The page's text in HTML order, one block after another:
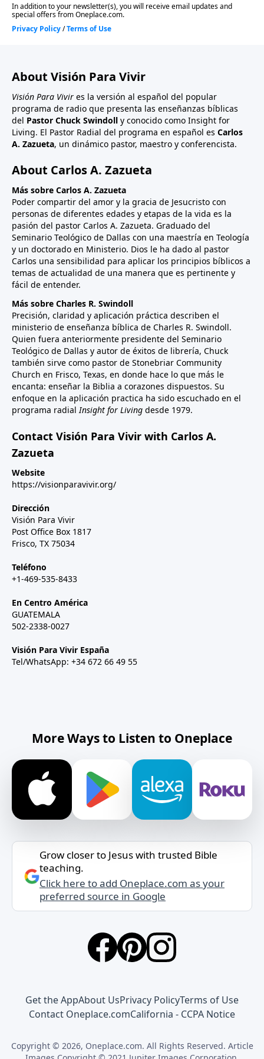
About Visión Para Vivir
Visión Para Vivir es la versión al español del popular
programa de radio que presenta las enseñanzas bíblicas
del Pastor Chuck Swindoll y conocido como Insight for
Living. El Pastor Radial del programa en español es Carlos
A. Zazueta, un dinámico pastor, maestro y conferencista.
About Carlos A. Zazueta
Más sobre Carlos A. Zazueta
Poder compartir del amor y la gracia de Jesucristo con
personas de diferentes edades y etapas de la vida es la
pasión del pastor Carlos A. Zazueta. Graduado del
Seminario Teológico de Dallas con una maestría en Teología
y un doctorado en Ministerio. Dios le ha dado al pastor
Carlos una sensibilidad para aplicar los principios bíblicos a
temas de actualidad de una manera que es pertinente y
fácil de entender.
Más sobre Charles R. Swindoll
Precisión, claridad y aplicación práctica describen el
ministerio de enseñanza bíblica de Charles R. Swindoll.
Quien fuera anteriormente presidente del Seminario
Teológico de Dallas y autor de éxitos de librería, Chuck
también sirve como pastor de Stonebriar Community
Church en Frisco, Texas, en donde hace lo que más le
encanta: enseñar la Biblia a corazones dispuestos. Su
enfoque en la aplicación practica ha sido escuchado en el
programa radialInsight for Living desde 1979.
Contact Visión Para Vivir with Carlos A.
Zazueta
Website
https://visionparavivir.org/
Dirección
Visión Para Vivir
Post Office Box 1817
Frisco, TX 75034
Teléfono
+1-469-535-8433
En Centro América
GUATEMALA
502-2338-0027
Visión Para Vivir España
Tel/WhatsApp: +34 672 66 49 55
More Ways to Listen to Oneplace
Grow closer to Jesus with trusted Bible
teaching.
Click here to add Oneplace.com as your
preferred source in Google
Get the AppAbout UsPrivacy PolicyTerms of Use
Contact Oneplace.comCalifornia - CCPA Notice
Copyright © 2026, Oneplace.com. All Rights Reserved. Article